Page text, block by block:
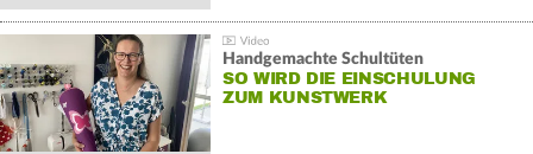
Handgemachte Schultüten
SO WIRD DIE EINSCHULUNG
ZUM KUNSTWERK